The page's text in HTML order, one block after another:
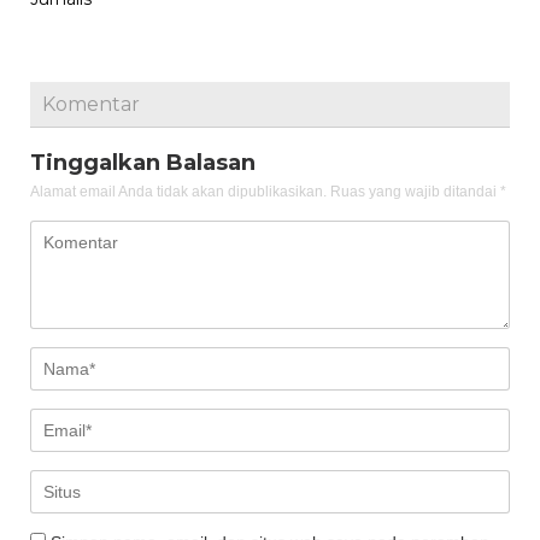
Komentar
Tinggalkan Balasan
Alamat email Anda tidak akan dipublikasikan. Ruas yang wajib ditandai *